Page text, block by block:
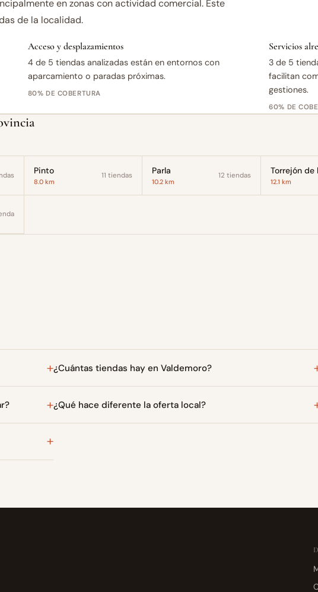
en zonas con actividad comercial. Este
de la localidad.
Acceso y desplazamientos
4 de 5 tiendas analizadas están en entornos con
aparcamiento o paradas próximas.
80% DE COBERTURA
Servicios
3 de 5
facilitan
gestiones.
60% DE
Pinto
8.0 km
11 tiendas Parla
10.2 km
12 tiendas
12.1 km
¿Cuántas tiendas hay en Valdemoro?
¿Qué hace diferente la oferta local?